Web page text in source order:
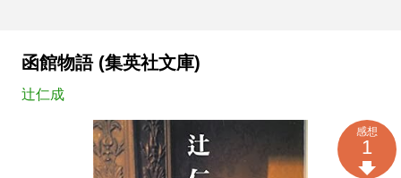
函館物語 (集英社文庫)
辻仁成
感想
1